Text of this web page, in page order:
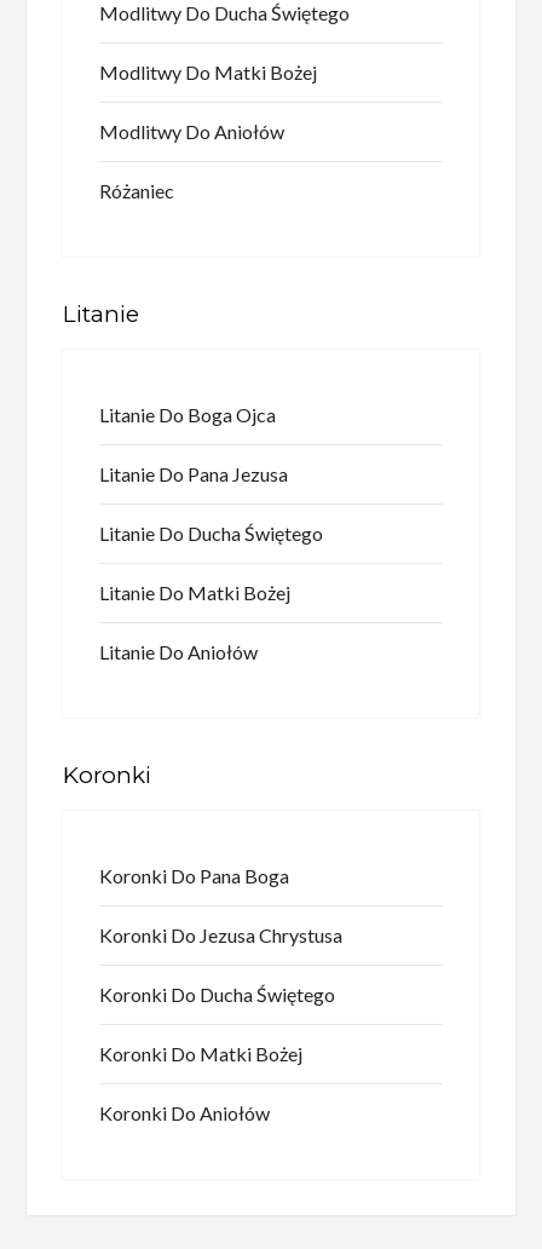
Modlitwy Do Ducha Świętego
Modlitwy Do Matki Bożej
Modlitwy Do Aniołów
Różaniec
Litanie
Litanie Do Boga Ojca
Litanie Do Pana Jezusa
Litanie Do Ducha Świętego
Litanie Do Matki Bożej
Litanie Do Aniołów
Koronki
Koronki Do Pana Boga
Koronki Do Jezusa Chrystusa
Koronki Do Ducha Świętego
Koronki Do Matki Bożej
Koronki Do Aniołów